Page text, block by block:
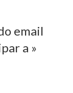
email
a »